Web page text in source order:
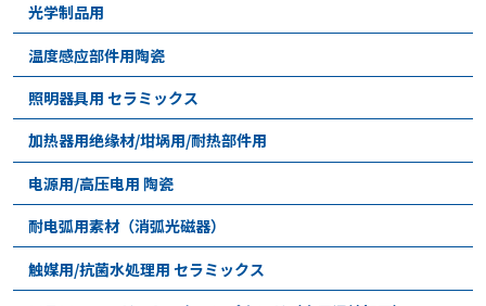
光学制品用
温度感应部件用陶瓷
照明器具用 セラミックス
加热器用绝缘材/坩埚用/耐热部件用
电源用/高压电用 陶瓷
耐电弧用素材（消弧光磁器）
触媒用/抗菌水処理用 セラミックス